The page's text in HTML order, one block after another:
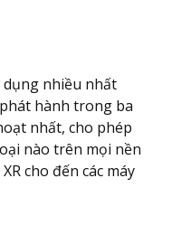
dụng nhiều nhất
hành trong ba
nhất, cho phép
nào trên mọi nền
cho đến các máy